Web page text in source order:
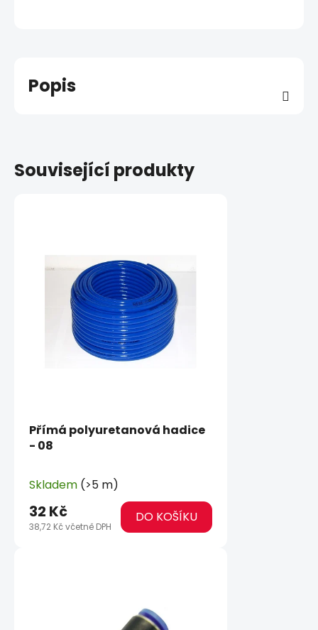
Popis
Související produkty
Přímá polyuretanová hadice
- 08
Skladem (>5 m)
38,72 Kč včetně DPH
32 Kč DO KOŠÍKU